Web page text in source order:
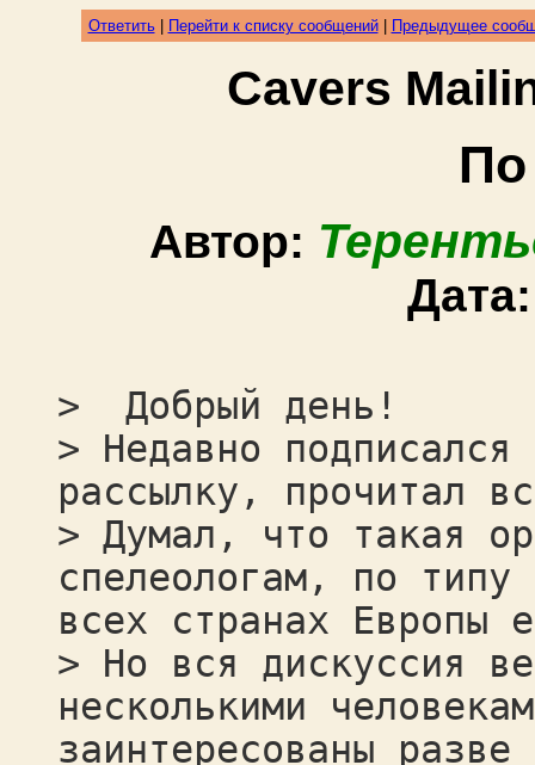
Ответить| Перейти к списку сообщений| Предыдущее
Cavers
Автор:
> Добрый день!
> Недавно подписался
рассылку, прочитал
> Думал, что такая
спелеологам, по
всех странах Европы
> Но вся дискуссия
несколькими
заинтересованы